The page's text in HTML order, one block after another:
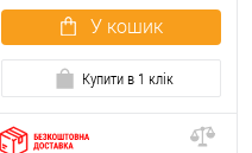
У кошик
Купити в 1 клік